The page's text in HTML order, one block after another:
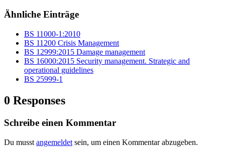
Ähnliche Einträge
BS 11000-1:2010
BS 11200 Crisis Management
BS 12999:2015 Damage management
BS 16000:2015 Security management. Strategic and
operational guidelines
BS 25999-1
0 Responses
Schreibe einen Kommentar
Du musst angemeldet sein, um einen Kommentar abzugeben.